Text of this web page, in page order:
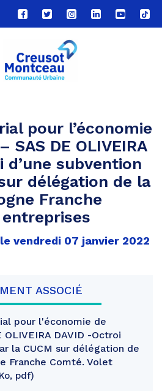
Lien
vers
compte
Facebook
Lien
vers
compte
Twitter
Lien
vers
le
compte
Lien
vers
Lien
vers
Lien
vers
pour l’économie
SAS DE OLIVEIRA
d’une subvention
délégation de la
Franche
vendredi 07 janvier 2022
ASSOCIÉ
pour l'économie de
DAVID -Octroi
la CUCM sur délégation de
Franche Comté. Volet
pdf